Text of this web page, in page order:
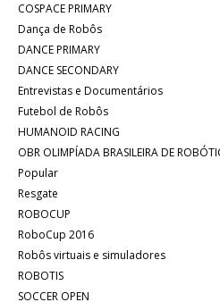
COSPACE PRIMARY
Dança de Robôs
DANCE PRIMARY
DANCE SECONDARY
Entrevistas e Documentários
Futebol de Robôs
HUMANOID RACING
OBR OLIMPÍADA BRASILEIRA DE
Popular
Resgate
ROBOCUP
RoboCup 2016
Robôs virtuais e simuladores
ROBOTIS
SOCCER OPEN